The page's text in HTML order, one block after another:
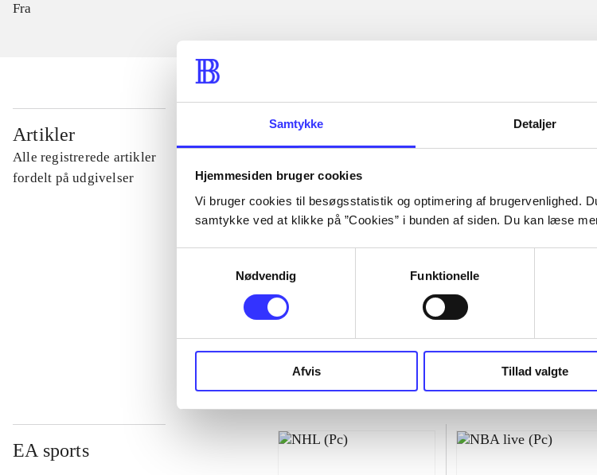
Samtykke Detaljer
Hjemmesiden bruger cookies
Vi bruger cookies til besøgsstatistik og optimering af brugervenlighed.
samtykke ved at klikke på ”Cookies” i bunden af siden. Du kan læse
Nødvendig
Funktionelle
Afvis Tillad valgte
Fra
Artikler
Alle registrerede artikler
fordelt på udgivelser
...
...
...
...
EA sports